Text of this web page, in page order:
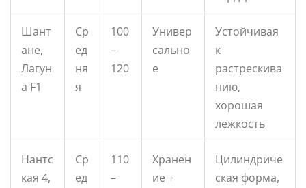
Шант
ане,
Лагун
а F1
Ср
ед
ня
я
100
–
120
Универ
сально
е
Устойчивая
к
растрескива
нию,
хорошая
лежкость
Нантс
кая 4,
Ср
ед
110
–
Хранен
ие +
Цилиндриче
ская форма,